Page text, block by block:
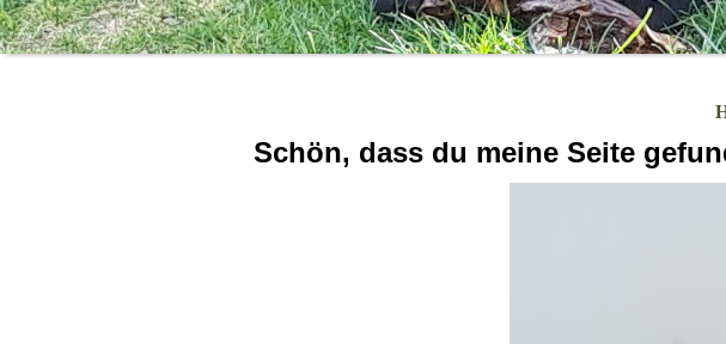
Schön, dass du meine Seite